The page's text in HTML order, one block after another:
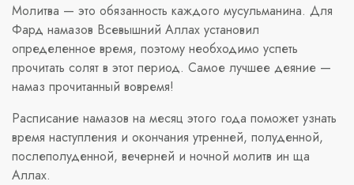
Молитва — это обязанность каждого мусульманина. Для
Фард намазов Всевышний Аллах установил
определенное время, поэтому необходимо успеть
прочитать солят в этот период. Самое лучшее деяние —
намаз прочитанный вовремя!
Расписание намазов на месяц этого года поможет узнать
время наступления и окончания утренней, полуденной,
послеполуденной, вечерней и ночной молитв ин ща
Аллах.